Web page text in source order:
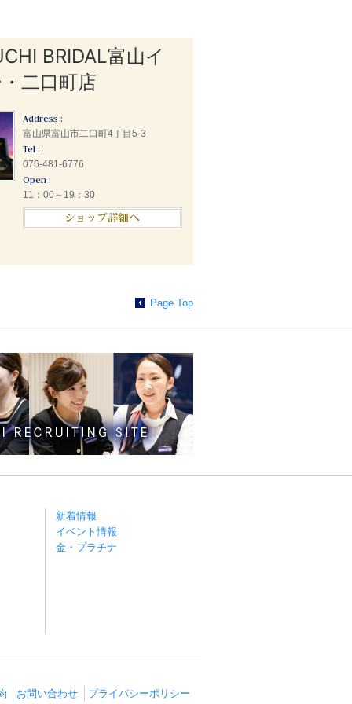
BRIDAL富山イ
二口町店
Address :
富山県富山市二口町4丁目5-3
Tel :
076-481-6776
Open :
11：00～19：30
Page Top
新着情報
イベント情報
金・プラチナ
お問い合わせ プライバシーポリシー